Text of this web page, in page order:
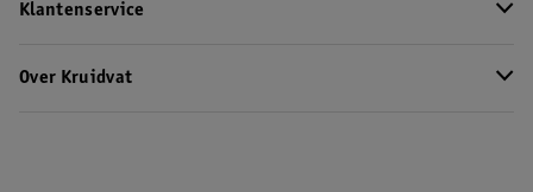
Klantenservice
Over Kruidvat